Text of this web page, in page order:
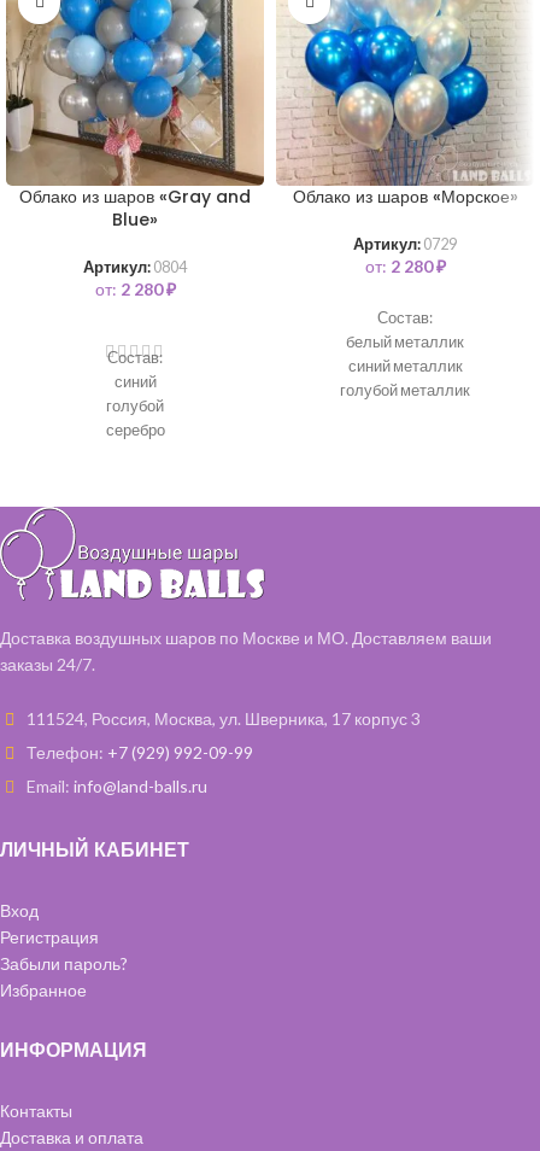
Облако из шаров «Gray and
Blue»
Артикул: 0804
от: 2 280₽
Состав:
синий
голубой
серебро
Облако из шаров «Морское»
Артикул: 0729
от: 2 280₽
Состав:
белый металлик
синий металлик
голубой металлик
Доставка воздушных шаров по Москве и МО. Доставляем ваши
заказы 24/7.
111524, Россия, Москва, ул. Шверника, 17 корпус 3
Телефон: +7 (929) 992-09-99
Email: info@land-balls.ru
ЛИЧНЫЙ КАБИНЕТ
Вход
Регистрация
Забыли пароль?
Избранное
ИНФОРМАЦИЯ
Контакты
Доставка и оплата